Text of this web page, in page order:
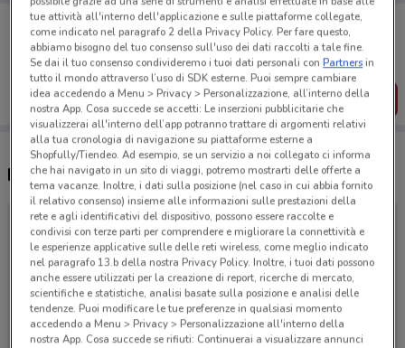
Porta DoveConviene sempre con te!
Puoi trovare le migliori offerte dei negozi vicino a te,
salvarle e creare la tua lista del risparmio, comodamente
dal tuo cellulare.
SCARICA L’APP
Negozi TIMvision a Viareggio
tue attività all'interno dell'applicazione e sulle piattaforme collegate,
come indicato nel paragrafo 2 della Privacy Policy. Per fare questo,
abbiamo bisogno del tuo consenso sull'uso dei dati raccolti a tale fine.
Se dai il tuo consenso condivideremo i tuoi dati personali conPartnersin
tutto il mondo attraverso l’uso di SDK esterne. Puoi sempre cambiare
idea accedendo a Menu > Privacy > Personalizzazione, all’interno della
nostra App. Cosa succede se accetti: Le inserzioni pubblicitarie che
visualizzerai all'interno dell’app potranno trattare di argomenti relativi
alla tua cronologia di navigazione su piattaforme esterne a
Shopfully/Tiendeo. Ad esempio, se un servizio a noi collegato ci informa
che hai navigato in un sito di viaggi, potremo mostrarti delle offerte a
tema vacanze. Inoltre, i dati sulla posizione (nel caso in cui abbia fornito
il relativo consenso) insieme alle informazioni sulle prestazioni della
rete e agli identificativi del dispositivo, possono essere raccolte e
condivisi con terze parti per comprendere e migliorare la connettività e
le esperienze applicative sulle delle reti wireless, come meglio indicato
nel paragrafo 13.b della nostra Privacy Policy. Inoltre, i tuoi dati possono
anche essere utilizzati per la creazione di report, ricerche di mercato,
scientifiche e statistiche, analisi basate sulla posizione e analisi delle
tendenze. Puoi modificare le tue preferenze in qualsiasi momento
accedendo a Menu > Privacy > Personalizzazione all'interno della
nostra App. Cosa succede se rifiuti: Continuerai a visualizzare annunci